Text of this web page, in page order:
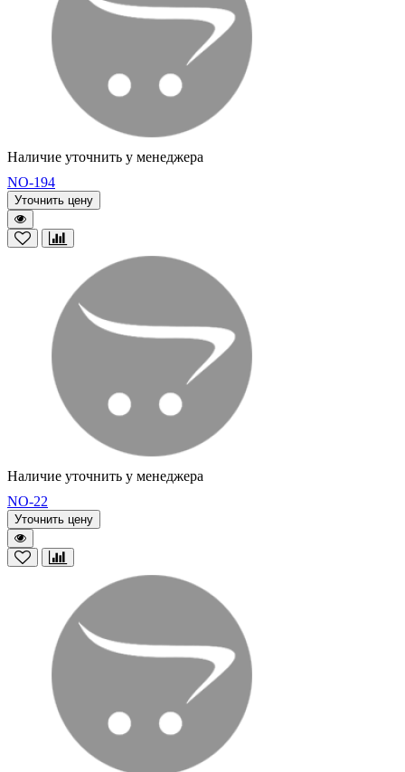
Наличие уточнить у менеджера
NO-194
Уточнить цену
Наличие уточнить у менеджера
NO-22
Уточнить цену